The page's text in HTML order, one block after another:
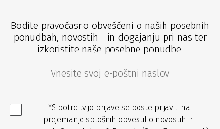
Bodite pravočasno obveščeni o naših posebnih
ponudbah, novostih in dogajanju pri nas ter
izkoristite naše posebne ponudbe.
*S potrditvijo prijave se boste prijavili na
prejemanje splošnih obvestil o novostih in